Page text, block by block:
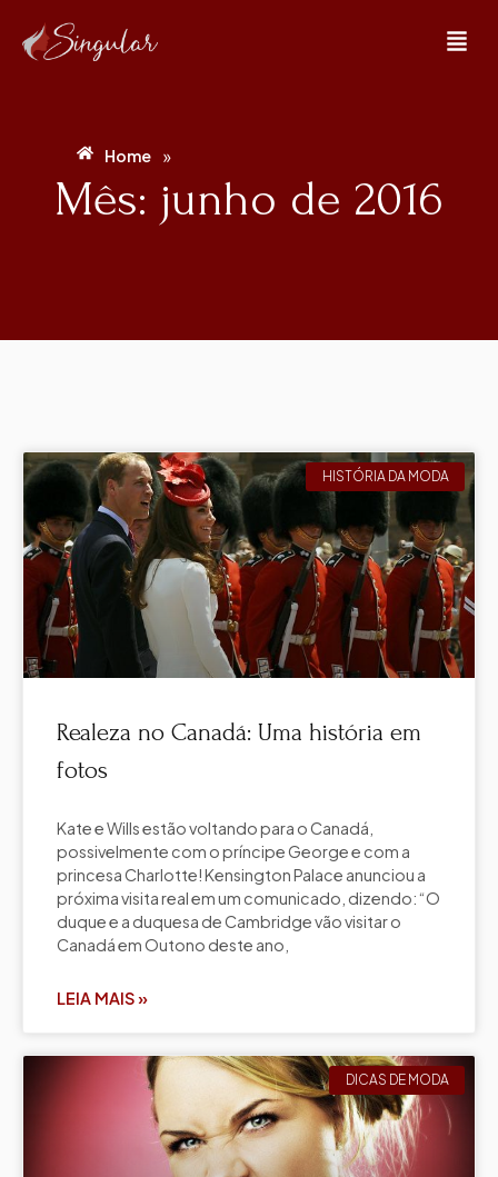
Home »
Mês: junho de 2016
HISTÓRIA DA MODA
Realeza no Canadá: Uma história em
fotos
Kate e Wills estão voltando para o Canadá,
possivelmente com o príncipe George e com a
princesa Charlotte! Kensington Palace anunciou a
próxima visita real em um comunicado, dizendo: “O
duque e a duquesa de Cambridge vão visitar o
Canadá em Outono deste ano,
LEIA MAIS »
DICAS DE MODA